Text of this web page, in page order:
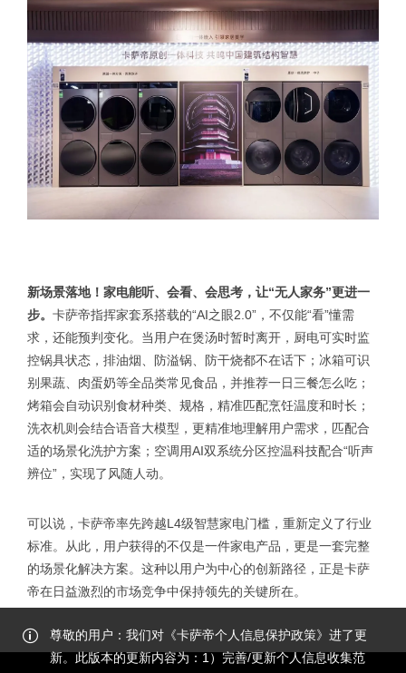
新场景落地！家电能听、会看、会思考，让“无人家务”更进一
步。 卡萨帝指挥家套系搭载的“AI之眼2.0”，不仅能“看”懂需
求，还能预判变化。当用户在煲汤时暂时离开，厨电可实时监
控锅具状态，排油烟、防溢锅、防干烧都不在话下；冰箱可识
别果蔬、肉蛋奶等全品类常见食品，并推荐一日三餐怎么吃；
烤箱会自动识别食材种类、规格，精准匹配烹饪温度和时长；
洗衣机则会结合语音大模型，更精准地理解用户需求，匹配合
适的场景化洗护方案；空调用AI双系统分区控温科技配合“听声
辨位”，实现了风随人动。
可以说，卡萨帝率先跨越L4级智慧家电门槛，重新定义了行业
标准。从此，用户获得的不仅是一件家电产品，更是一套完整
的场景化解决方案。这种以用户为中心的创新路径，正是卡萨
帝在日益激烈的市场竞争中保持领先的关键所在。
尊敬的用户：我们对《卡萨帝个人信息保护政策》进了更
新。此版本的更新内容为：1）完善/更新个人信息收集范